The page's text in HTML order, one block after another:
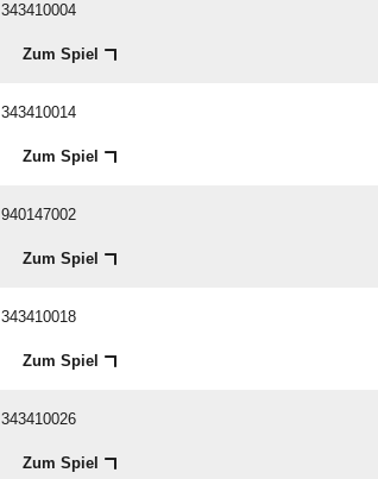
Zum Spiel
Zum Spiel
Zum Spiel
Zum Spiel
Zum Spiel